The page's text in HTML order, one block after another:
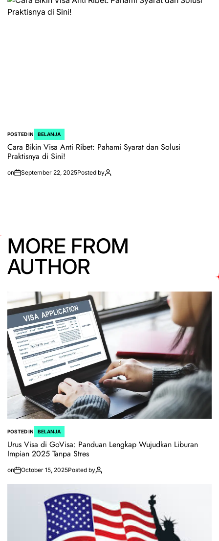
POSTED IN BELANJA
Cara Bikin Visa Anti Ribet: Pahami Syarat dan Solusi
Praktisnya di Sini!
on September 22, 2025Posted by
MORE FROM
AUTHOR
POSTED IN BELANJA
Urus Visa di GoVisa: Panduan Lengkap Wujudkan Liburan
Impian 2025 Tanpa Stres
on October 15, 2025Posted by